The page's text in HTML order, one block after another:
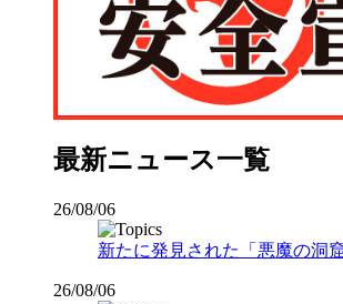
最新ニュース一覧
26/08/06
新たに発見された「悪魔の洞
26/08/06